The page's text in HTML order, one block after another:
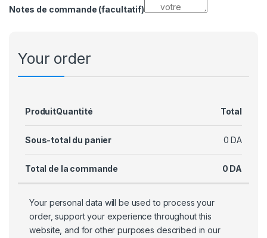
Notes de commande (facultatif)
Your order
ProduitQuantité Total
Sous-total du panier 0 DA
Total de la commande 0 DA
Your personal data will be used to process your
order, support your experience throughout this
website, and for other purposes described in our